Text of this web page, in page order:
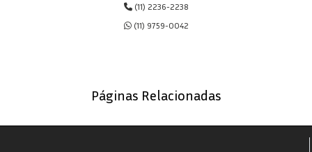
(11) 2236-2238
(11) 9759-0042
Páginas Relacionadas